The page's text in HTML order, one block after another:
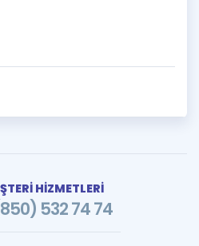
HİZMETLERİ
532 74 74